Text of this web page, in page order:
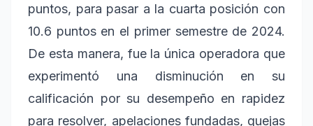
puntos, para pasar a la cuarta posición con
10.6 puntos en el primer semestre de 2024.
De esta manera, fue la única operadora que
experimentó una disminución en su
calificación por su desempeño en rapidez
para resolver, apelaciones fundadas, quejas